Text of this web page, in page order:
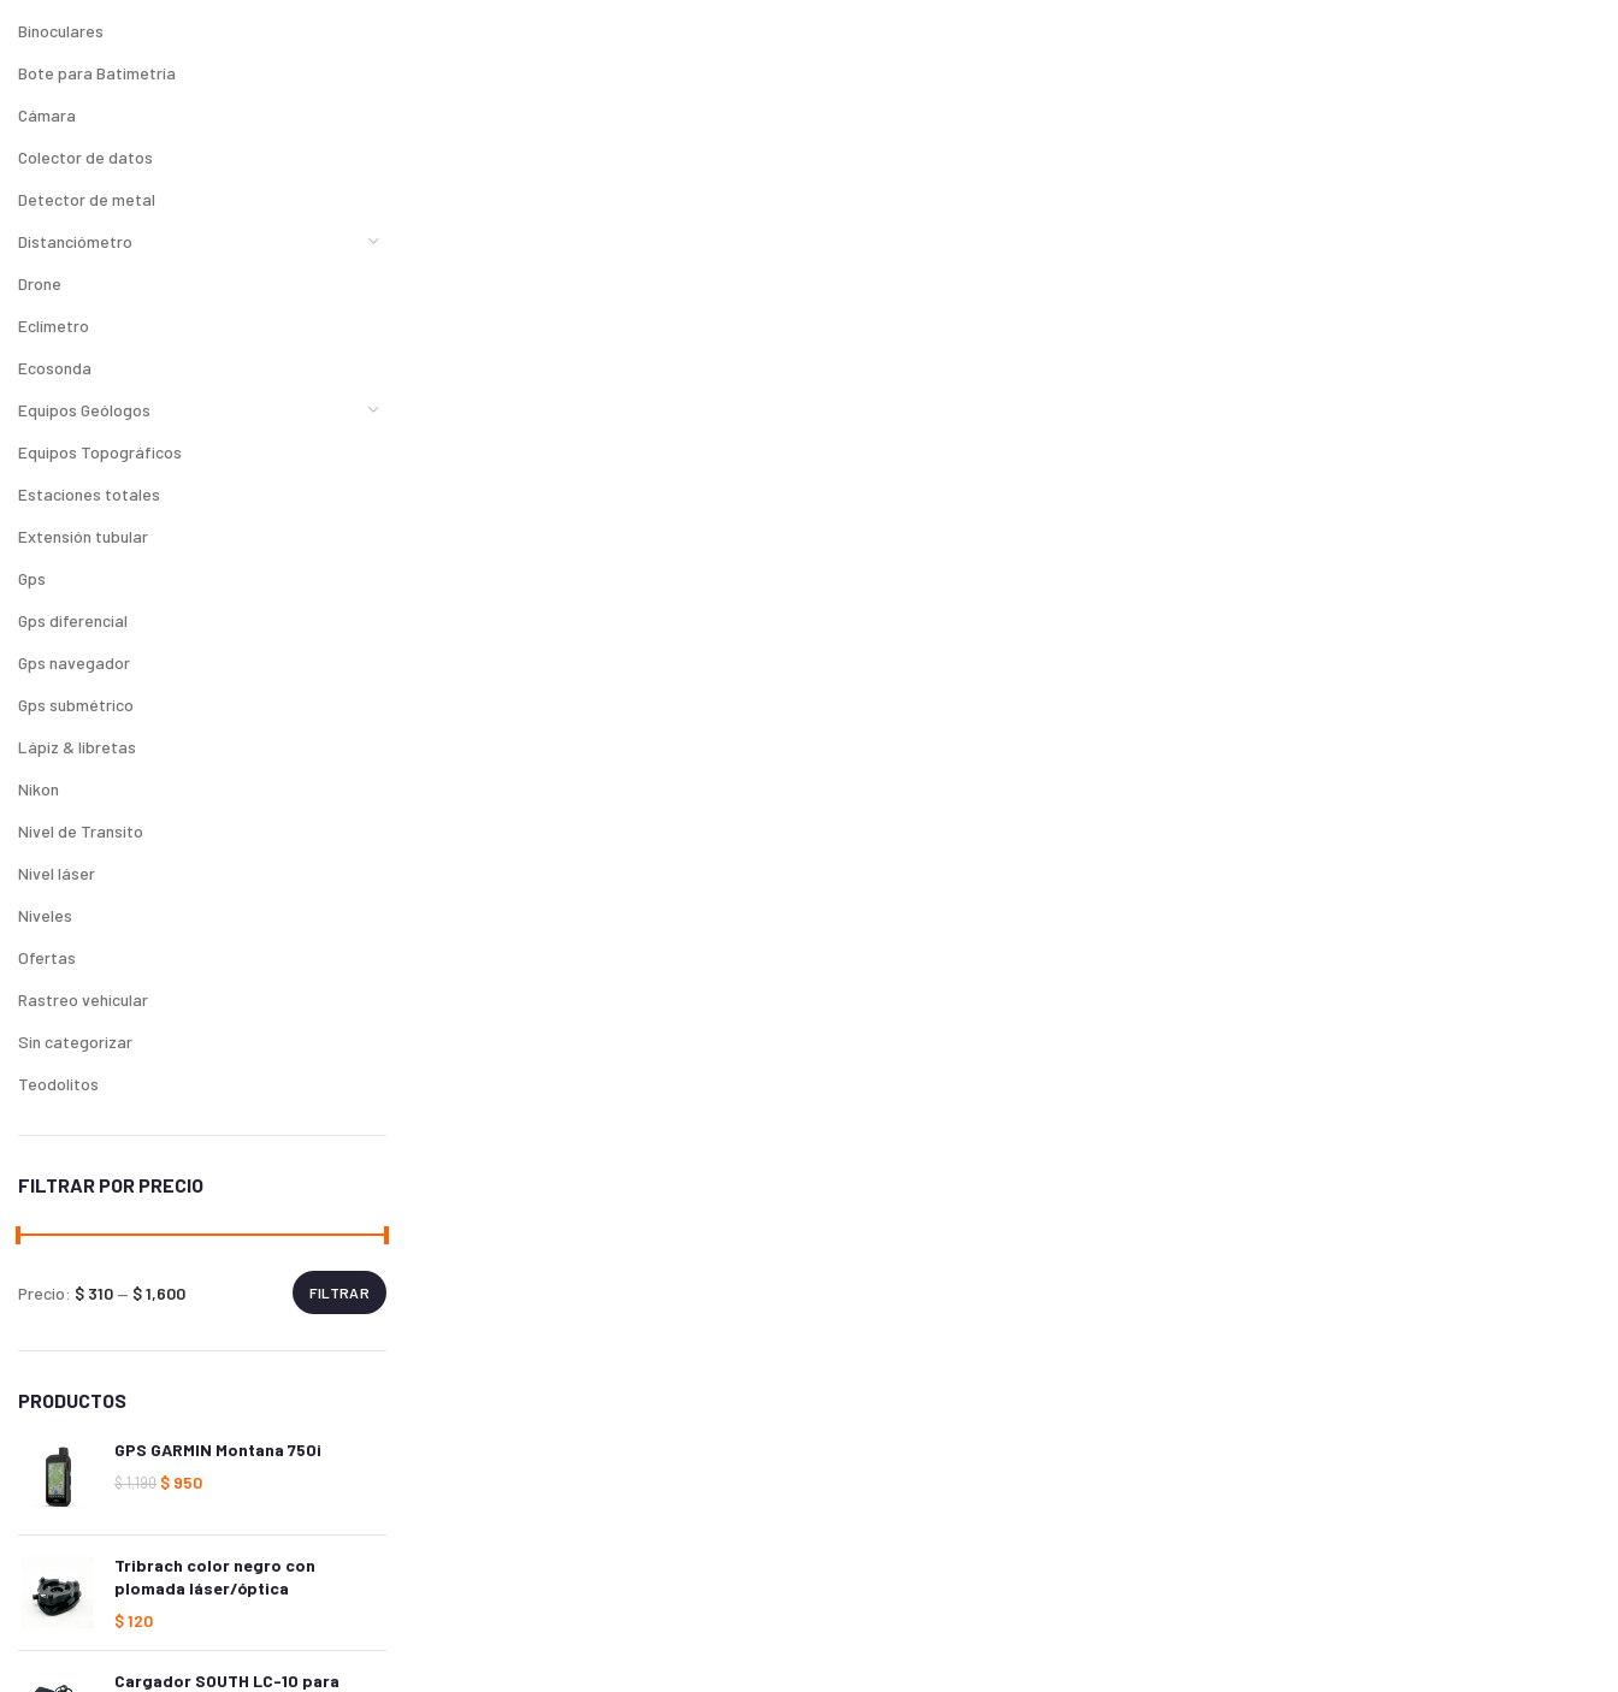
Binoculares
Bote para Batimetría
Cámara
Colector de datos
Detector de metal
Distanciómetro
Drone
Eclímetro
Ecosonda
Equipos Geólogos
Equipos Topográficos
Estaciones totales
Extensión tubular
Gps
Gps diferencial
Gps navegador
Gps submétrico
Lápiz & libretas
Nikon
Nivel de Transito
Nivel láser
Niveles
Ofertas
Rastreo vehicular
Sin categorizar
Teodolitos
FILTRAR POR PRECIO
FILTRAR
Precio: $ 310 — $ 1,600
PRODUCTOS
GPS GARMIN Montana 750i
$1,190 $ 950
Tribrach color negro con
plomada láser/óptica
$120
Cargador SOUTH LC-10 para